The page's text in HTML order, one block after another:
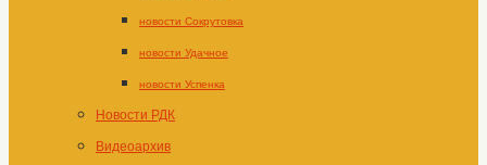
новости Сокрутовка
новости Удачное
новости Успенка
Новости РДК
Видеоархив